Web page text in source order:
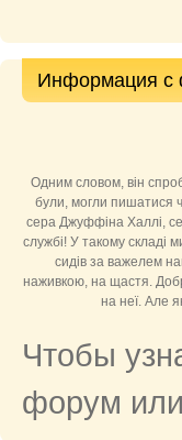
Информация с
Одним словом, він
були, могли пишатися
сера Джуффіна Халлі,
службі! У такому складі
сидів за важелем
наживкою, на щастя.
на неї. Але
Чтобы
форум или